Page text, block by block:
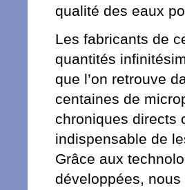
qualité des eaux
Les fabricants de
quantités
que l’on retrouve
centaines de
chroniques directs
indispensable de
Grâce aux
développées,